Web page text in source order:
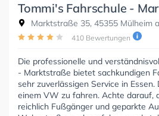
Tommi's Fahrschule -
Marktstraße 35, 45355 Mülheim
410 Bewertungen
Die professionelle und
- Marktstraße bietet sachkundigen
sehr zuverlässigen Service in
einem VW zu fahren. Achte darauf,
reichlich Fußgänger und geparkte